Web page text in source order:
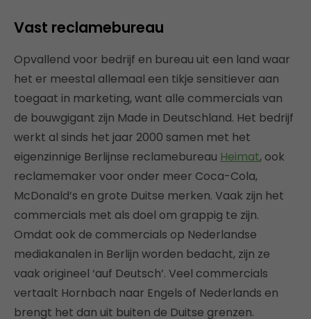
Vast reclamebureau
Opvallend voor bedrijf en bureau uit een land waar
het er meestal allemaal een tikje sensitiever aan
toegaat in marketing, want alle commercials van
de bouwgigant zijn Made in Deutschland. Het bedrijf
werkt al sinds het jaar 2000 samen met het
eigenzinnige Berlijnse reclamebureau Heimat, ook
reclamemaker voor onder meer Coca-Cola,
McDonald’s en grote Duitse merken. Vaak zijn het
commercials met als doel om grappig te zijn.
Omdat ook de commercials op Nederlandse
mediakanalen in Berlijn worden bedacht, zijn ze
vaak origineel ‘auf Deutsch’. Veel commercials
vertaalt Hornbach naar Engels of Nederlands en
brengt het dan uit buiten de Duitse grenzen.